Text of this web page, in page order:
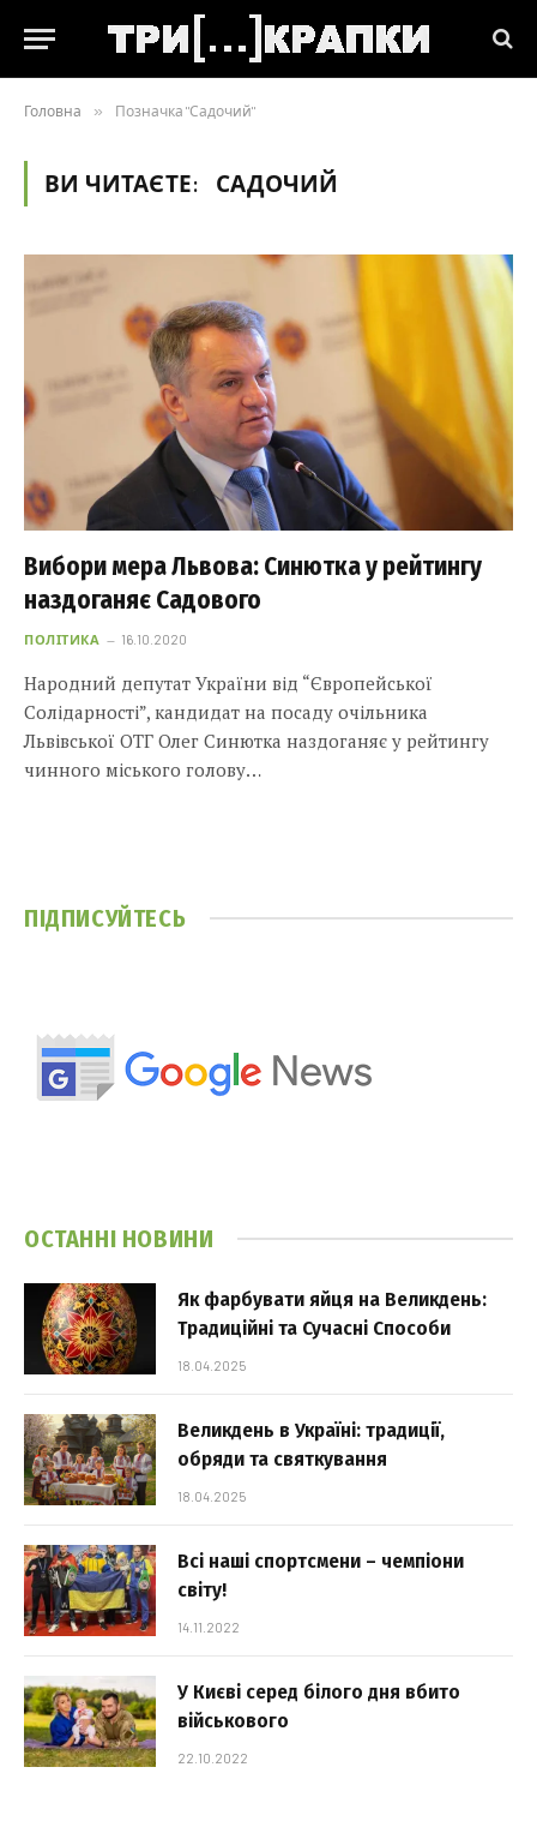
Головна » Позначка "Садочий"
ВИ ЧИТАЄТЕ: САДОЧИЙ
Вибори мера Львова: Синютка у рейтингу
наздоганяє Садового
ПОЛІТИКА 16.10.2020
Народний депутат України від “Європейської
Солідарності”, кандидат на посаду очільника
Львівської ОТГ Олег Синютка наздоганяє у рейтингу
чинного міського голову…
ПІДПИСУЙТЕСЬ
ОСТАННІ НОВИНИ
Як фарбувати яйця на Великдень:
Традиційні та Сучасні Способи
18.04.2025
Великдень в Україні: традиції,
обряди та святкування
18.04.2025
Всі наші спортсмени – чемпіони
світу!
14.11.2022
У Києві серед білого дня вбито
військового
22.10.2022